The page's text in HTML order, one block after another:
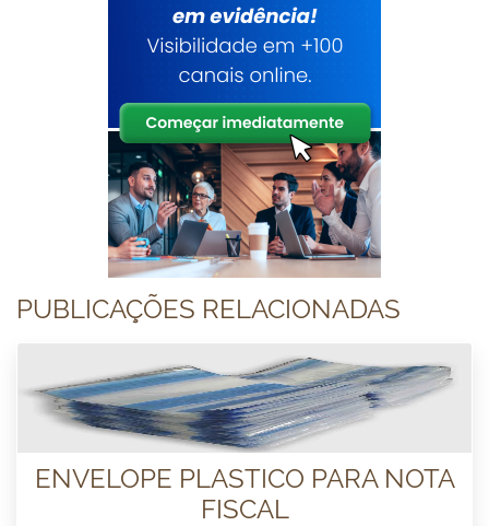
PUBLICAÇÕES RELACIONADAS
ENVELOPE PLASTICO PARA NOTA
FISCAL